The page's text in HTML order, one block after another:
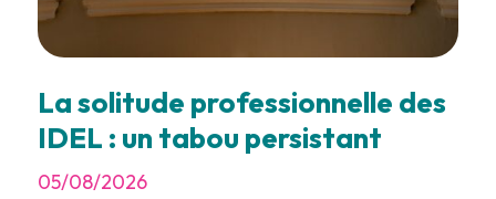
La solitude professionnelle des
IDEL : un tabou persistant
05/08/2026